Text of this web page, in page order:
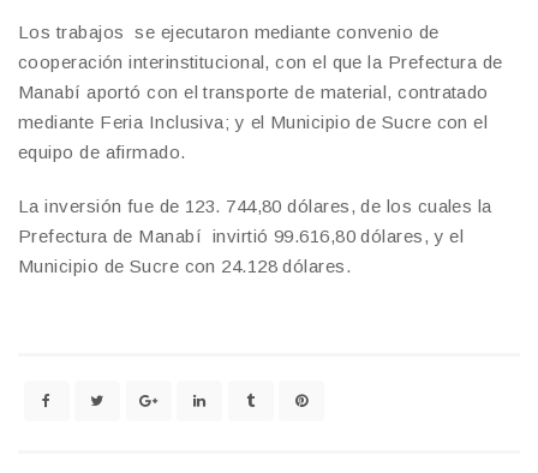
Los trabajos se ejecutaron mediante convenio de
cooperación interinstitucional, con el que la Prefectura de
Manabí aportó con el transporte de material, contratado
mediante Feria Inclusiva; y el Municipio de Sucre con el
equipo de afirmado.
La inversión fue de 123. 744,80 dólares, de los cuales la
Prefectura de Manabí invirtió 99.616,80 dólares, y el
Municipio de Sucre con 24.128 dólares.